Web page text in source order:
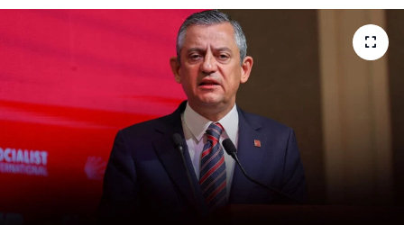
GÜNCEL
KÜLTÜR SANAT
MAGAZİN
POLİTİKA
SAĞLIK